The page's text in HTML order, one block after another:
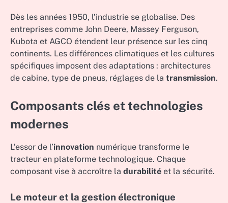
Dès les années 1950, l’industrie se globalise. Des
entreprises comme John Deere, Massey Ferguson,
Kubota et AGCO étendent leur présence sur les cinq
continents. Les différences climatiques et les cultures
spécifiques imposent des adaptations : architectures
de cabine, type de pneus, réglages de la transmission.
Composants clés et technologies
modernes
L’essor de l’innovation numérique transforme le
tracteur en plateforme technologique. Chaque
composant vise à accroître la durabilité et la sécurité.
Le moteur et la gestion électronique